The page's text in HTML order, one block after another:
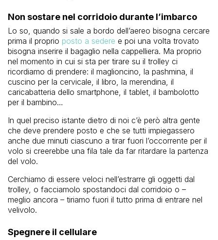
Non sostare nel corridoio durante l’imbarco
Lo so, quando si sale a bordo dell’aereo bisogna cercare
prima il proprio posto a sedere e poi una volta trovato
bisogna inserire il bagaglio nella cappelliera. Ma proprio
nel momento in cui si sta per tirare su il trolley ci
ricordiamo di prendere: il maglioncino, la pashmina, il
cuscino per la cervicale, il libro, la merendina, il
caricabatteria dello smartphone, il tablet, il bambolotto
per il bambino…
In quel preciso istante dietro di noi c’è però altra gente
che deve prendere posto e che se tutti impiegassero
anche due minuti ciascuno a tirar fuori l’occorrente per il
volo si creerebbe una fila tale da far ritardare la partenza
del volo.
Cerchiamo di essere veloci nell’estrarre gli oggetti dal
trolley, o facciamolo spostandoci dal corridoio o –
meglio ancora – tiriamo fuori il tutto prima di entrare nel
velivolo.
Spegnere il cellulare